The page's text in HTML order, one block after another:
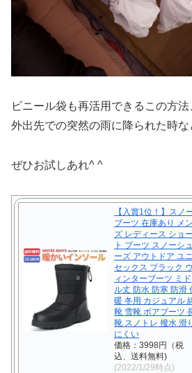
ビニール袋も再活用できるこの方法
外出先での突然の雨に降られた時な
ぜひお試しあれ^ ^
【入賞1位！】スノ
ブーツ 在庫あり メン
ズ レディース ショー
ト ブーツ スノーシュ
ーズ アウトドア ユニ
セックス ブラック ウ
ィンターブーツ ミド
ル丈 防水 防寒 防滑
暖 冬用 カジュアル
靴 雪靴 ボアブーツ
靴 スノトレ 撥水 滑
にくい
価格：3998円（税
込、送料無料)
(2022/1/29時点)